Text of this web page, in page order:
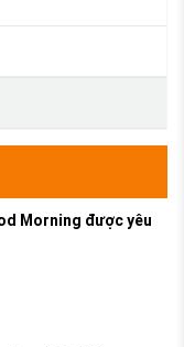
Morning được yêu